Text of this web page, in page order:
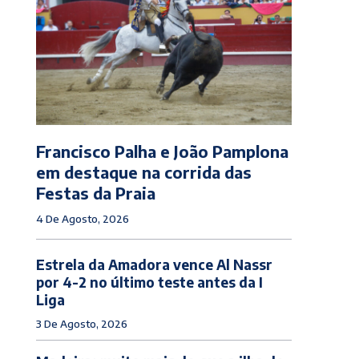
Francisco Palha e João Pamplona
em destaque na corrida das
Festas da Praia
4 De Agosto, 2026
Estrela da Amadora vence Al Nassr
por 4-2 no último teste antes da I
Liga
3 De Agosto, 2026